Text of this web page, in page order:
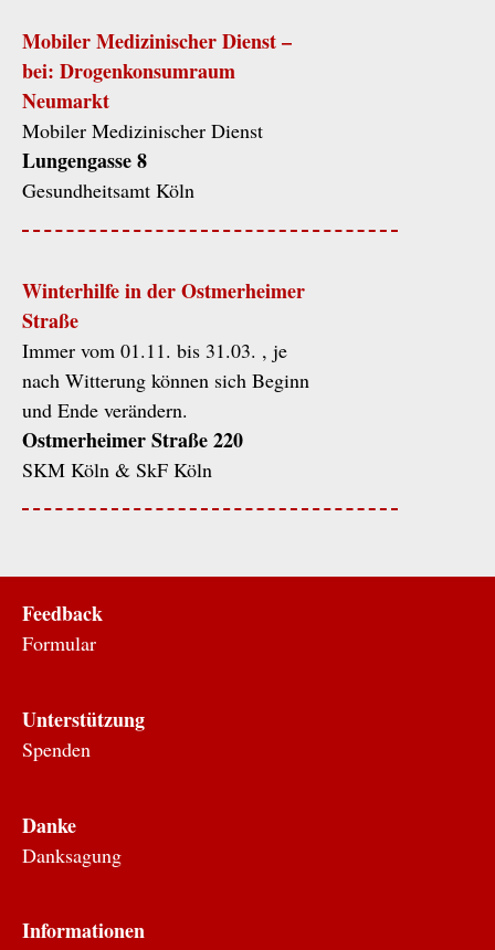
Mobiler Medizinischer Dienst –
bei: Drogenkonsumraum
Neumarkt
Mobiler Medizinischer Dienst
Lungengasse 8
Gesundheitsamt Köln
Winterhilfe in der Ostmerheimer
Straße
Immer vom 01.11. bis 31.03. , je
nach Witterung können sich Beginn
und Ende verändern.
Ostmerheimer Straße 220
SKM Köln & SkF Köln
Feedback
Formular
Unterstützung
Spenden
Danke
Danksagung
Informationen